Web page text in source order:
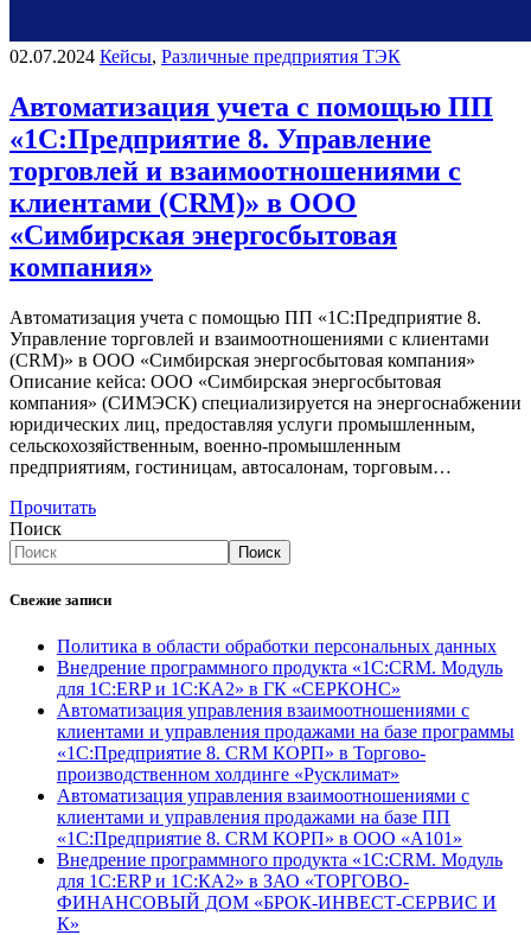
02.07.2024 Кейсы, Различные предприятия ТЭК
Автоматизация учета с помощью ПП
«1С:Предприятие 8. Управление
торговлей и взаимоотношениями с
клиентами (CRM)» в ООО
«Симбирская энергосбытовая
компания»
Автоматизация учета с помощью ПП «1С:Предприятие 8.
Управление торговлей и взаимоотношениями с клиентами
(CRM)» в ООО «Симбирская энергосбытовая компания»
Описание кейса: ООО «Симбирская энергосбытовая
компания» (СИМЭСК) специализируется на энергоснабжении
юридических лиц, предоставляя услуги промышленным,
сельскохозяйственным, военно-промышленным
предприятиям, гостиницам, автосалонам, торговым…
Прочитать
Поиск
Поиск
Свежие записи
Политика в области обработки персональных данных
Внедрение программного продукта «1С:CRM. Модуль
для 1С:ERP и 1С:КА2» в ГК «СЕРКОНС»
Автоматизация управления взаимоотношениями с
клиентами и управления продажами на базе программы
«1С:Предприятие 8. CRM КОРП» в Торгово-
производственном холдинге «Русклимат»
Автоматизация управления взаимоотношениями с
клиентами и управления продажами на базе ПП
«1С:Предприятие 8. CRM КОРП» в ООО «А101»
Внедрение программного продукта «1С:CRM. Модуль
для 1С:ERP и 1С:КА2» в ЗАО «ТОРГОВО-
ФИНАНСОВЫЙ ДОМ «БРОК-ИНВЕСТ-СЕРВИС И
К»